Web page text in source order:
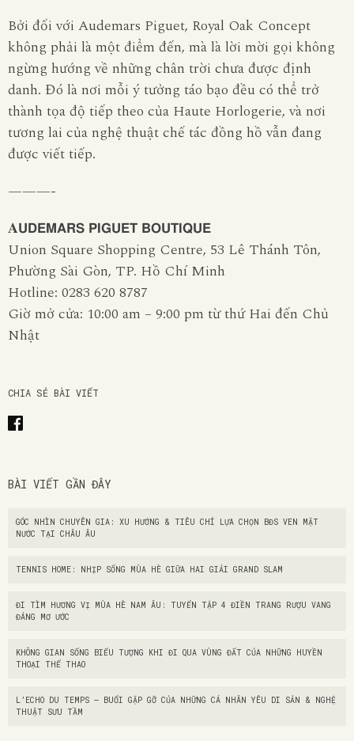
Bởi đối với Audemars Piguet, Royal Oak Concept
không phải là một điểm đến, mà là lời mời gọi không
ngừng hướng về những chân trời chưa được định
danh. Đó là nơi mỗi ý tưởng táo bạo đều có thể trở
thành tọa độ tiếp theo của Haute Horlogerie, và nơi
tương lai của nghệ thuật chế tác đồng hồ vẫn đang
được viết tiếp.
———-
𝐀𝗨𝗗𝗘𝗠𝗔𝗥𝗦 𝗣𝗜𝗚𝗨𝗘𝗧 𝗕𝗢𝗨𝗧𝗜𝗤𝗨𝗘
Union Square Shopping Centre, 53 Lê Thánh Tôn,
Phường Sài Gòn, TP. Hồ Chí Minh
Hotline: 0283 620 8787
Giờ mở cửa: 10:00 am – 9:00 pm từ thứ Hai đến Chủ
Nhật
CHIA SẺ BÀI VIẾT
BÀI VIẾT GẦN ĐÂY
GÓC NHÌN CHUYÊN GIA: XU HƯỚNG & TIÊU CHÍ LỰA CHỌN BĐS VEN MẶT
NƯỚC TẠI CHÂU ÂU
TENNIS HOME: NHỊP SỐNG MÙA HÈ GIỮA HAI GIẢI GRAND SLAM
ĐI TÌM HƯƠNG VỊ MÙA HÈ NAM ÂU: TUYỂN TẬP 4 ĐIỀN TRANG RƯỢU VANG
ĐÁNG MƠ ƯỚC
KHÔNG GIAN SỐNG BIỂU TƯỢNG KHI ĐI QUA VÙNG ĐẤT CỦA NHỮNG HUYỀN
THOẠI THỂ THAO
L’ECHO DU TEMPS – BUỔI GẶP GỠ CỦA NHỮNG CÁ NHÂN YÊU DI SẢN & NGHỆ
THUẬT SƯU TẦM